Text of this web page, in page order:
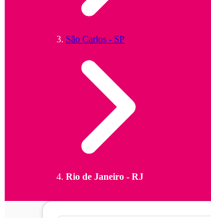
São Carlos - SP
Rio de Janeiro - RJ